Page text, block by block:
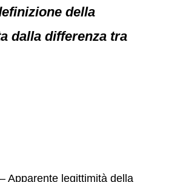
della
dalla differenza tra
Apparente legittimità della